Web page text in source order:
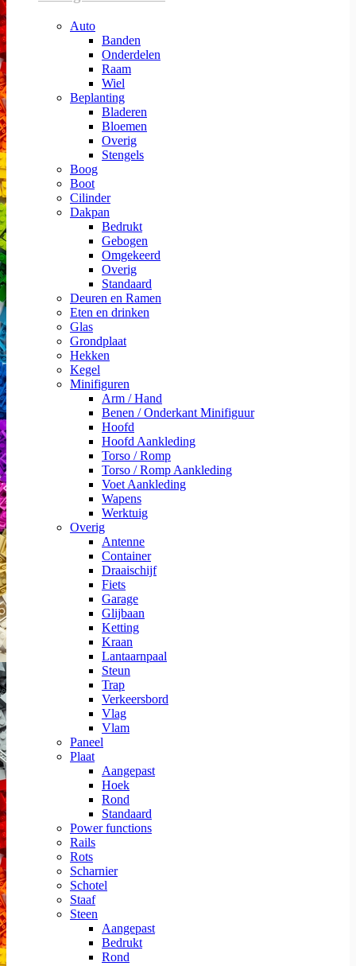
Auto
Banden
Onderdelen
Raam
Wiel
Beplanting
Bladeren
Bloemen
Overig
Stengels
Boog
Boot
Cilinder
Dakpan
Bedrukt
Gebogen
Omgekeerd
Overig
Standaard
Deuren en Ramen
Eten en drinken
Glas
Grondplaat
Hekken
Kegel
Minifiguren
Arm / Hand
Benen / Onderkant Minifiguur
Hoofd
Hoofd Aankleding
Torso / Romp
Torso / Romp Aankleding
Voet Aankleding
Wapens
Werktuig
Overig
Antenne
Container
Draaischijf
Fiets
Garage
Glijbaan
Ketting
Kraan
Lantaarnpaal
Steun
Trap
Verkeersbord
Vlag
Vlam
Paneel
Plaat
Aangepast
Hoek
Rond
Standaard
Power functions
Rails
Rots
Scharnier
Schotel
Staaf
Steen
Aangepast
Bedrukt
Rond